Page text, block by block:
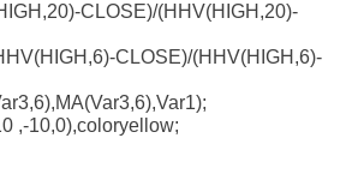
CLOSE)/(HHV(HIGH,20)-
CLOSE)/(HHV(HIGH,6)-
,-10,0),coloryellow;